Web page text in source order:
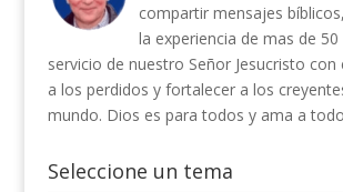
compartir mensajes
la experiencia de mas de 50
servicio de nuestro Señor Jesucristo con
a los perdidos y fortalecer a los
mundo. Dios es para todos y ama a
Seleccione un tema